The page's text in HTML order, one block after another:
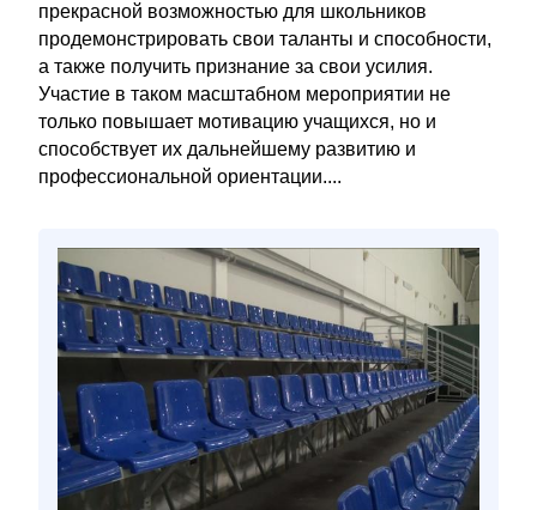
прекрасной возможностью для школьников
продемонстрировать свои таланты и способности,
а также получить признание за свои усилия.
Участие в таком масштабном мероприятии не
только повышает мотивацию учащихся, но и
способствует их дальнейшему развитию и
профессиональной ориентации....